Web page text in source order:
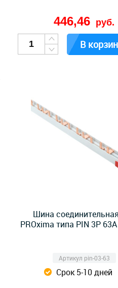
446,46 руб.
В
Шина
PROxima типа PIN 3P
Артикул pin-03-63
Срок 5-10 дней